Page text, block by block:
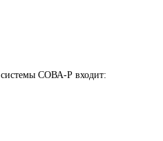
системы СОВА-Р входит: